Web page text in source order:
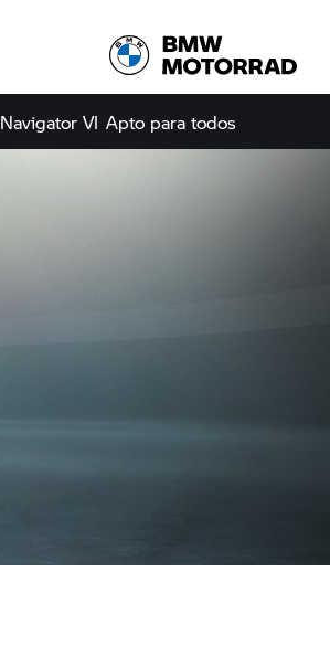
Navigator VI Apto para todos